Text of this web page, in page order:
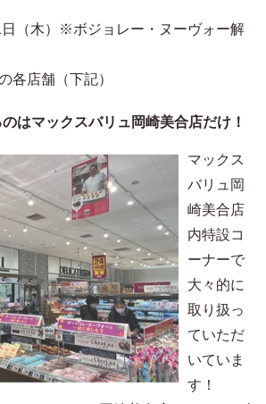
（木）※ボジョレー・ヌーヴォー解
各店舗（下記）
はマックスバリュ岡崎美合店だけ！
マックス
バリュ岡
崎美合店
内特設コ
ーナーで
大々的に
取り扱っ
ていただ
いていま
す！